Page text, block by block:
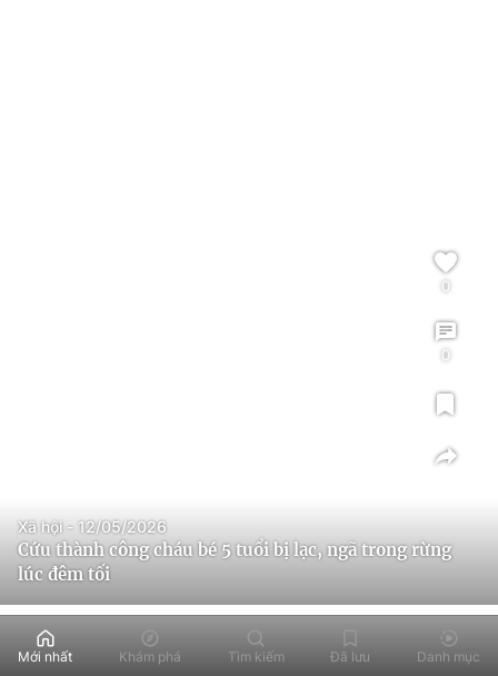
Cứu thành công cháu bé 5 tuổi bị lạc, ngã trong rừng
lúc đêm tối
Xã hội - 12/05/2026
0
0
Mới nhất Khám phá Tìm kiếm Đã lưu Danh mục